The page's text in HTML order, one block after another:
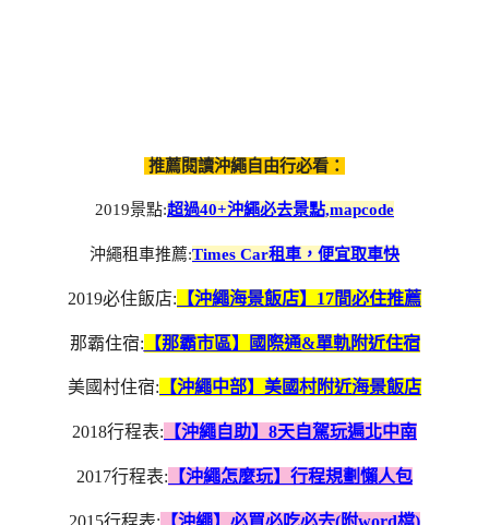
推薦閱讀沖繩自由行必看：
2019景點:超過40+沖繩必去景點,mapcode
沖繩租車推薦:Times Car租車，便宜取車快
2019必住飯店: 【沖繩海景飯店】17間必住推薦
那霸住宿: 【那霸市區】國際通&單軌附近住宿
美國村住宿: 【沖繩中部】美國村附近海景飯店
2018行程表: 【沖繩自助】8天自駕玩遍北中南
2017行程表: 【沖繩怎麼玩】行程規劃懶人包
2015行程表: 【沖繩】必買必吃必去(附word檔)